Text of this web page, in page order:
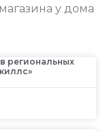
у дома
региональных